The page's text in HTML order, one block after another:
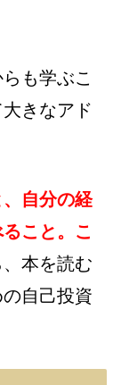
も学ぶこ
きなアド
自分の経
こと。こ
本を読む
自己投資